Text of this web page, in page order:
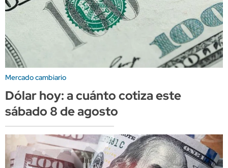
Mercado cambiario
Dólar hoy: a cuánto cotiza este
sábado 8 de agosto